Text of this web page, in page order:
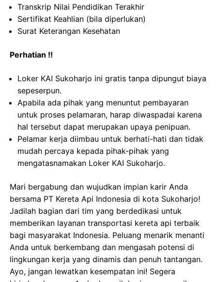
Transkrip Nilai Pendidikan Terakhir
Sertifikat Keahlian (bila diperlukan)
Surat Keterangan Kesehatan
Perhatian !!
Loker KAI Sukoharjo ini gratis tanpa dipungut biaya
sepeserpun.
Apabila ada pihak yang menuntut pembayaran
untuk proses pelamaran, harap diwaspadai karena
hal tersebut dapat merupakan upaya penipuan.
Pelamar kerja diimbau untuk berhati-hati dan tidak
mudah percaya kepada pihak-pihak yang
mengatasnamakan Loker KAI Sukoharjo.
Mari bergabung dan wujudkan impian karir Anda
bersama PT Kereta Api Indonesia di kota Sukoharjo!
Jadilah bagian dari tim yang berdedikasi untuk
memberikan layanan transportasi kereta api terbaik
bagi masyarakat Indonesia. Peluang menarik menanti
Anda untuk berkembang dan mengasah potensi di
lingkungan kerja yang dinamis dan penuh tantangan.
Ayo, jangan lewatkan kesempatan ini! Segera